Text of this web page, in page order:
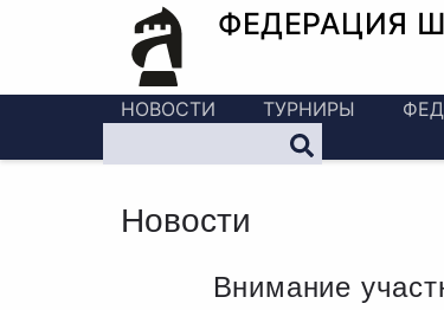
ФЕДЕРАЦИЯ
НОВОСТИ ТУРНИРЫ
Новости
Внимание